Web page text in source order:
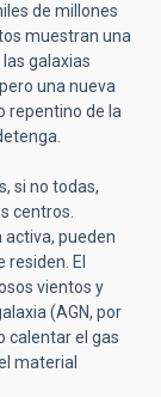
de millones
muestran una
galaxias
una nueva
repentino de la
si no todas,
centros.
pueden
El
vientos y
(AGN, por
calentar el gas
material